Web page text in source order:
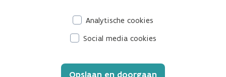
Analytische cookies
Social media cookies
Opslaan en doorgaan